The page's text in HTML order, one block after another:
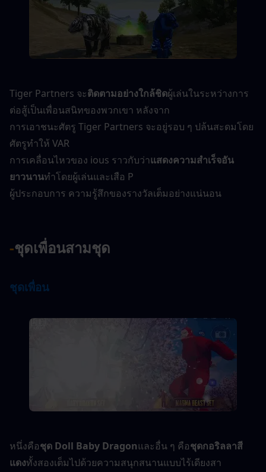
Tiger Partners จะติดตามอย่างใกล้ชิดผู้เล่นในระหว่างการ
ต่อสู้เป็นเพื่อนสนิทของพวกเขา หลังจาก
การเอาชนะศัตรู Tiger Partners จะอยู่รอบ ๆ ปล้นสะดมโดย
ศัตรูทำให้ VAR
การเคลื่อนไหวของ ious ราวกับว่าแสดงความสำเร็จอัน
ยาวนานทำโดยผู้เล่นและเสือ P
ผู้ประกอบการ ความรู้สึกของรางวัลเต็มอย่างแน่นอน
-ชุดเพื่อนสามชุด
ชุดเพื่อน
หนึ่งคือชุด Doll Baby Dragonและอื่น ๆ คือชุดกอริลลาสี
แดงทั้งสองเต็มไปด้วยความสนุกสนานแบบไร้เดียงสา